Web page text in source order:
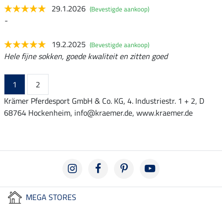
29.1.2026 (Bevestigde aankoop)
-
19.2.2025 (Bevestigde aankoop)
Hele fijne sokken, goede kwaliteit en zitten goed
1
2
Krämer Pferdesport GmbH & Co. KG, 4. Industriestr. 1 + 2, D
68764 Hockenheim, info@kraemer.de, www.kraemer.de
MEGA STORES